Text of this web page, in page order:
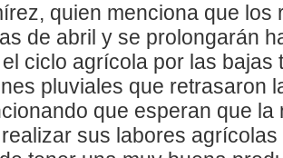
quien menciona que los
de abril y se prolongarán
ciclo agrícola por las bajas
pluviales que retrasaron
que esperan que
sus labores